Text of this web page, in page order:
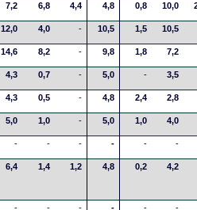
7,2 6,8 4,4 4,8 0,8 10,0
12,0 4,0 - 10,5 1,5 10,5
14,6 8,2 - 9,8 1,8 7,2
4,3 0,7 - 5,0 - 3,5
4,3 0,5 - 4,8 2,4 2,8
5,0 1,0 - 5,0 1,0 4,0
- - - - - -
6,4 1,4 1,2 4,8 0,2 4,2
- - - - - -